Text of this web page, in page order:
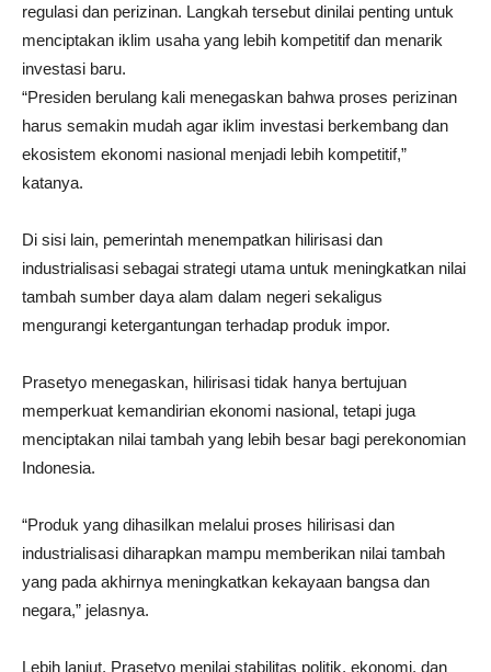
regulasi dan perizinan. Langkah tersebut dinilai penting untuk
menciptakan iklim usaha yang lebih kompetitif dan menarik
investasi baru.
“Presiden berulang kali menegaskan bahwa proses perizinan
harus semakin mudah agar iklim investasi berkembang dan
ekosistem ekonomi nasional menjadi lebih kompetitif,”
katanya.
Di sisi lain, pemerintah menempatkan hilirisasi dan
industrialisasi sebagai strategi utama untuk meningkatkan nilai
tambah sumber daya alam dalam negeri sekaligus
mengurangi ketergantungan terhadap produk impor.
Prasetyo menegaskan, hilirisasi tidak hanya bertujuan
memperkuat kemandirian ekonomi nasional, tetapi juga
menciptakan nilai tambah yang lebih besar bagi perekonomian
Indonesia.
“Produk yang dihasilkan melalui proses hilirisasi dan
industrialisasi diharapkan mampu memberikan nilai tambah
yang pada akhirnya meningkatkan kekayaan bangsa dan
negara,” jelasnya.
Lebih lanjut, Prasetyo menilai stabilitas politik, ekonomi, dan